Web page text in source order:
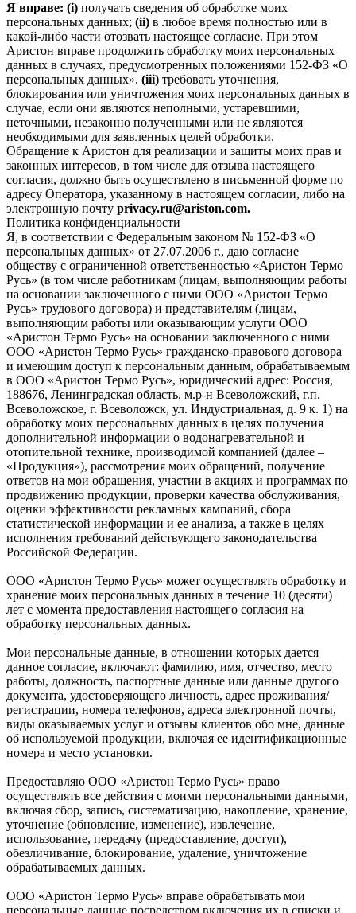
Я вправе: (i) получать сведения об обработке моих
персональных данных; (ii) в любое время полностью или в
какой-либо части отозвать настоящее согласие. При этом
Аристон вправе продолжить обработку моих персональных
данных в случаях, предусмотренных положениями 152-ФЗ «О
персональных данных». (iii) требовать уточнения,
блокирования или уничтожения моих персональных данных в
случае, если они являются неполными, устаревшими,
неточными, незаконно полученными или не являются
необходимыми для заявленных целей обработки.
Обращение к Аристон для реализации и защиты моих прав и
законных интересов, в том числе для отзыва настоящего
согласия, должно быть осуществлено в письменной форме по
адресу Оператора, указанному в настоящем согласии, либо на
электронную почту privacy.ru@ariston.com.
Политика конфиденциальности
Я, в соответствии с Федеральным законом № 152-ФЗ «О
персональных данных» от 27.07.2006 г., даю согласие
обществу с ограниченной ответственностью «Аристон Термо
Русь» (в том числе работникам (лицам, выполняющим работы
на основании заключенного с ними ООО «Аристон Термо
Русь» трудового договора) и представителям (лицам,
выполняющим работы или оказывающим услуги ООО
«Аристон Термо Русь» на основании заключенного с ними
ООО «Аристон Термо Русь» гражданско-правового договора
и имеющим доступ к персональным данным, обрабатываемым
в ООО «Аристон Термо Русь», юридический адрес: Россия,
188676, Ленинградская область, м.р-н Всеволожский, г.п.
Всеволожское, г. Всеволожск, ул. Индустриальная, д. 9 к. 1) на
обработку моих персональных данных в целях получения
дополнительной информации о водонагревательной и
отопительной технике, производимой компанией (далее –
«Продукция»), рассмотрения моих обращений, получение
ответов на мои обращения, участии в акциях и программах по
продвижению продукции, проверки качества обслуживания,
оценки эффективности рекламных кампаний, сбора
статистической информации и ее анализа, а также в целях
исполнения требований действующего законодательства
Российской Федерации.
ООО «Аристон Термо Русь» может осуществлять обработку и
хранение моих персональных данных в течение 10 (десяти)
лет с момента предоставления настоящего согласия на
обработку персональных данных.
Мои персональные данные, в отношении которых дается
данное согласие, включают: фамилию, имя, отчество, место
работы, должность, паспортные данные или данные другого
документа, удостоверяющего личность, адрес проживания/
регистрации, номера телефонов, адреса электронной почты,
виды оказываемых услуг и отзывы клиентов обо мне, данные
об используемой продукции, включая ее идентификационные
номера и место установки.
Предоставляю ООО «Аристон Термо Русь» право
осуществлять все действия с моими персональными данными,
включая сбор, запись, систематизацию, накопление, хранение,
уточнение (обновление, изменение), извлечение,
использование, передачу (предоставление, доступ),
обезличивание, блокирование, удаление, уничтожение
обрабатываемых данных.
ООО «Аристон Термо Русь» вправе обрабатывать мои
персональные данные посредством включения их в списки и